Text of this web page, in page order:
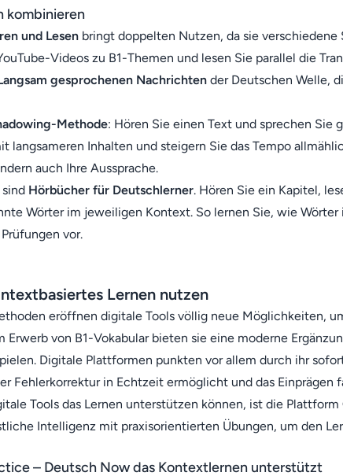
kombinieren
und Lesen bringt doppelten Nutzen, da sie verschiedene
Videos zu B1-Themen und lesen Sie parallel die
gesprochenen Nachrichten der Deutschen Welle,
Methode: Hören Sie einen Text und sprechen Sie
langsameren Inhalten und steigern Sie das Tempo
auch Ihre Aussprache.
Hörbücher für Deutschlerner. Hören Sie ein Kapitel,
Wörter im jeweiligen Kontext. So lernen Sie, wie
vor.
Lernen nutzen
eröffnen digitale Tools völlig neue Möglichkeiten,
Erwerb von B1-Vokabular bieten sie eine moderne
Digitale Plattformen punkten vor allem durch ihr
Fehlerkorrektur in Echtzeit ermöglicht und das Einprägen
Tools das Lernen unterstützen können, ist die Plattform
Intelligenz mit praxisorientierten Übungen, um den
– Deutsch Nowdas Kontextlernen unterstützt